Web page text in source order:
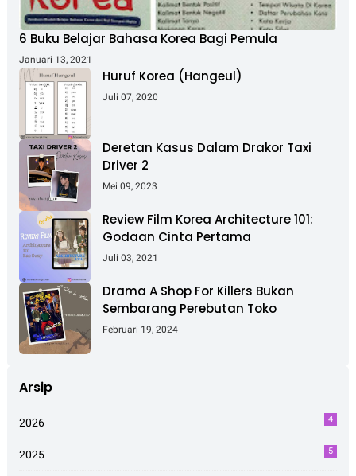
6 Buku Belajar Bahasa Korea Bagi Pemula
Januari 13, 2021
Huruf Korea (Hangeul)
Juli 07, 2020
Deretan Kasus Dalam Drakor Taxi
Driver 2
Mei 09, 2023
Review Film Korea Architecture 101:
Godaan Cinta Pertama
Juli 03, 2021
Drama A Shop For Killers Bukan
Sembarang Perebutan Toko
Februari 19, 2024
Arsip
2026 4
2025 5